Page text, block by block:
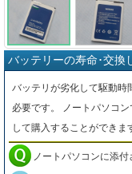
バッテリーの寿命･交換
バッテリが劣化して駆動時
必要です。 ノートパソコ
して購入することができま
ノートパソコンに添